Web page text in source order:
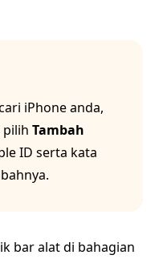
iPhone anda,
pilih Tambah
ID serta kata
bar alat di bahagian